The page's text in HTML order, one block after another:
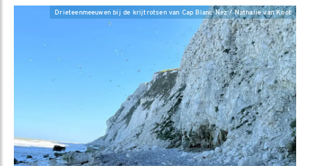
Drieteenmeeuwen bij de krijtrotsen van Cap Blanc-Nez / Nathalie van Koot